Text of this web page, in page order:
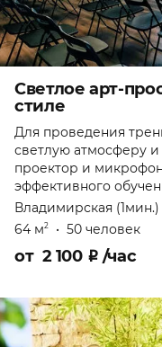
Светлое арт-
стиле
Для проведения
светлую атмосферу
проектор и
эффективного
Владимирская (1мин.)
64 м2 • 50 человек
от 2 100 ₽ /час